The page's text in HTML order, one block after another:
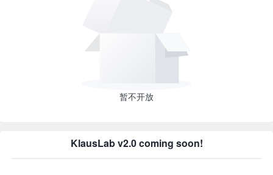
暂不开放
KlausLab v2.0 coming soon!